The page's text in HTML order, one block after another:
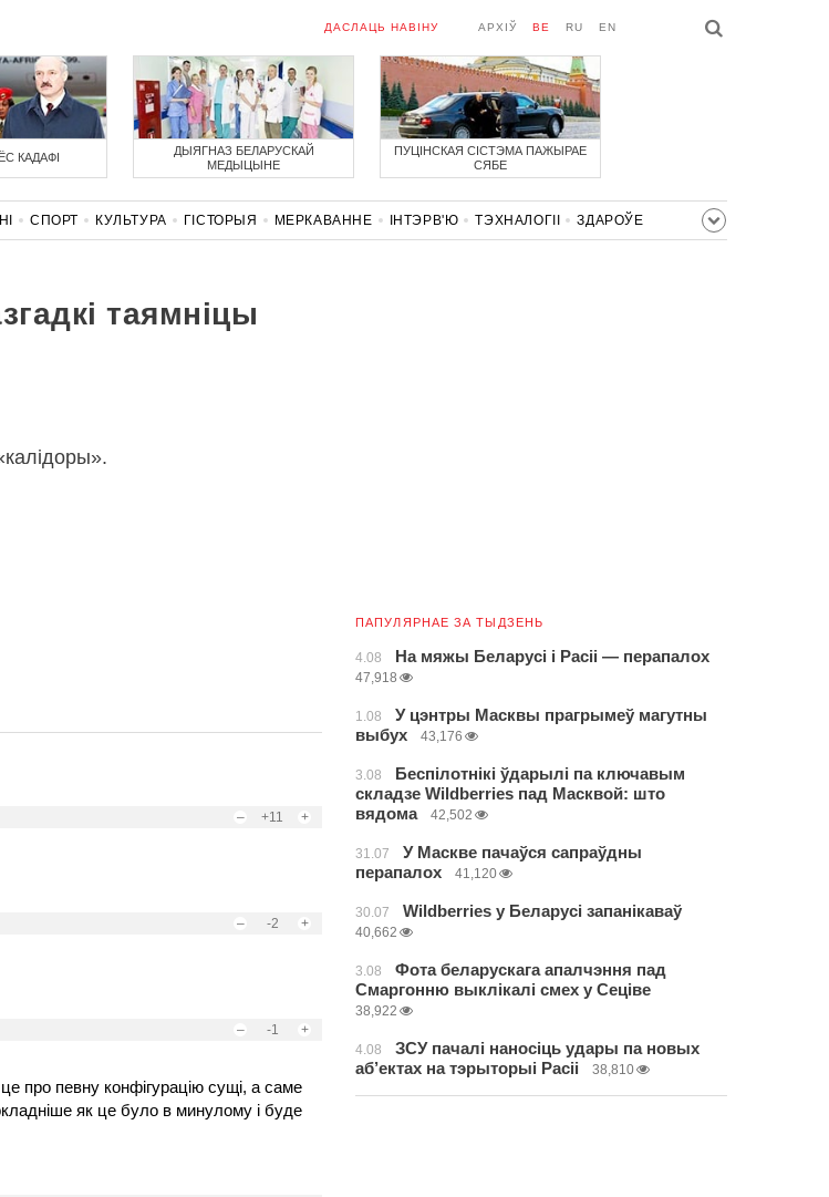
ДАСЛАЦЬ НАВІНУ АРХІЎ BE RU EN
КАДАФІ
ДЫЯГНАЗ БЕЛАРУСКАЙ
МЕДЫЦЫНЕ
ПУЦІНСКАЯ СІСТЭМА ПАЖЫРАЕ
СЯБЕ
СПОРТ КУЛЬТУРА ГІСТОРЫЯ МЕРКАВАННЕ ІНТЭРВ'Ю ТЭХНАЛОГІІ
ЗДАРОЎЕ
таямніцы
– +11 +
– -2 +
– -1 +
про певну конфігурацію сущі, а саме
як це було в минулому і буде
ПАПУЛЯРНАЕ ЗА ТЫДЗЕНЬ
4.08 На мяжы Беларусі і Расіі — перапалох
47,918
1.08
У цэнтры Масквы прагрымеў магутны
выбух
43,176
3.08
Беспілотнікі ўдарылі па ключавым
складзе Wildberries пад Масквой: што
вядома
42,502
31.07
У Маскве пачаўся сапраўдны
перапалох
41,120
30.07 Wildberries у Беларусі запанікаваў
40,662
3.08
Фота беларускага апалчэння пад
Смаргонню выклікалі смех у Сеціве
38,922
4.08
ЗСУ пачалі наносіць удары па новых
аб’ектах на тэрыторыі Расіі
38,810